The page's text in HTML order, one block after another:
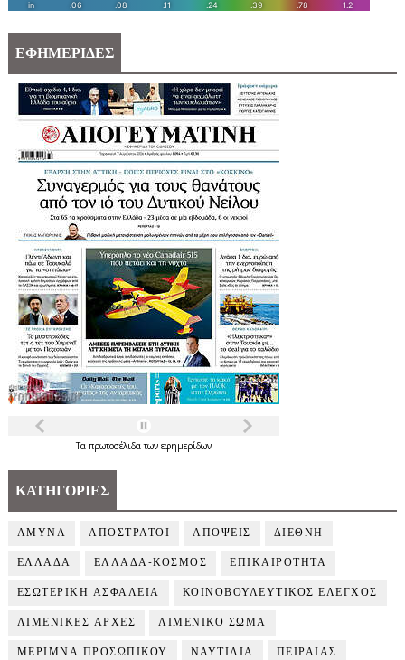
ΕΦΗΜΕΡΙΔΕΣ
Τα πρωτοσέλιδατων εφημερίδων
ΚΑΤΗΓΟΡΙΕΣ
ΑΜΥΝΑ ΑΠΟΣΤΡΑΤΟΙ ΑΠΟΨΕΙΣ ΔΙΕΘΝΗ
ΕΛΛΑΔΑ ΕΛΛΑΔΑ-ΚΟΣΜΟΣ ΕΠΙΚΑΙΡΟΤΗΤΑ
ΕΣΩΤΕΡΙΚΗ ΑΣΦΑΛΕΙΑ ΚΟΙΝΟΒΟΥΛΕΥΤΙΚΟΣ ΕΛΕΓΧΟΣ
ΛΙΜΕΝΙΚΕΣ ΑΡΧΕΣ ΛΙΜΕΝΙΚΟ ΣΩΜΑ
ΜΕΡΙΜΝΑ ΠΡΟΣΩΠΙΚΟΥ ΝΑΥΤΙΛΙΑ ΠΕΙΡΑΙΑΣ